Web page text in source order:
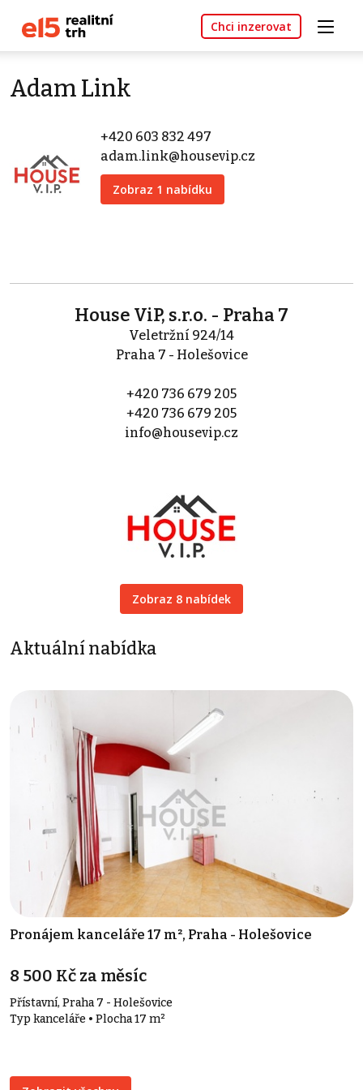
Chci inzerovat
Adam Link
+420 603 832 497
adam.link@housevip.cz
Zobraz 1 nabídku
House ViP, s.r.o. - Praha 7
Veletržní 924/14
Praha 7 - Holešovice
+420 736 679 205
+420 736 679 205
info@housevip.cz
Zobraz 8 nabídek
Aktuální nabídka
Pronájem kanceláře 17 m², Praha - Holešovice
8 500 Kč za měsíc
Přístavní, Praha 7 - Holešovice
Typ kanceláře • Plocha 17 m²